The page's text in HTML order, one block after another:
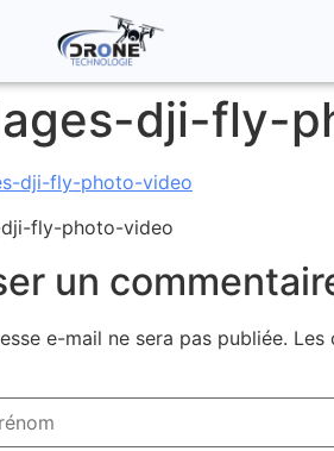
dji-fly-
fly-photo-video
un
e-mail ne sera pas publiée. Les